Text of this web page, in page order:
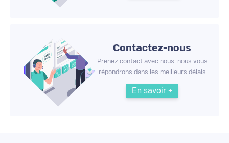
Contactez-nous
Prenez contact avec nous, nous vous
répondrons dans les meilleurs délais
En savoir +